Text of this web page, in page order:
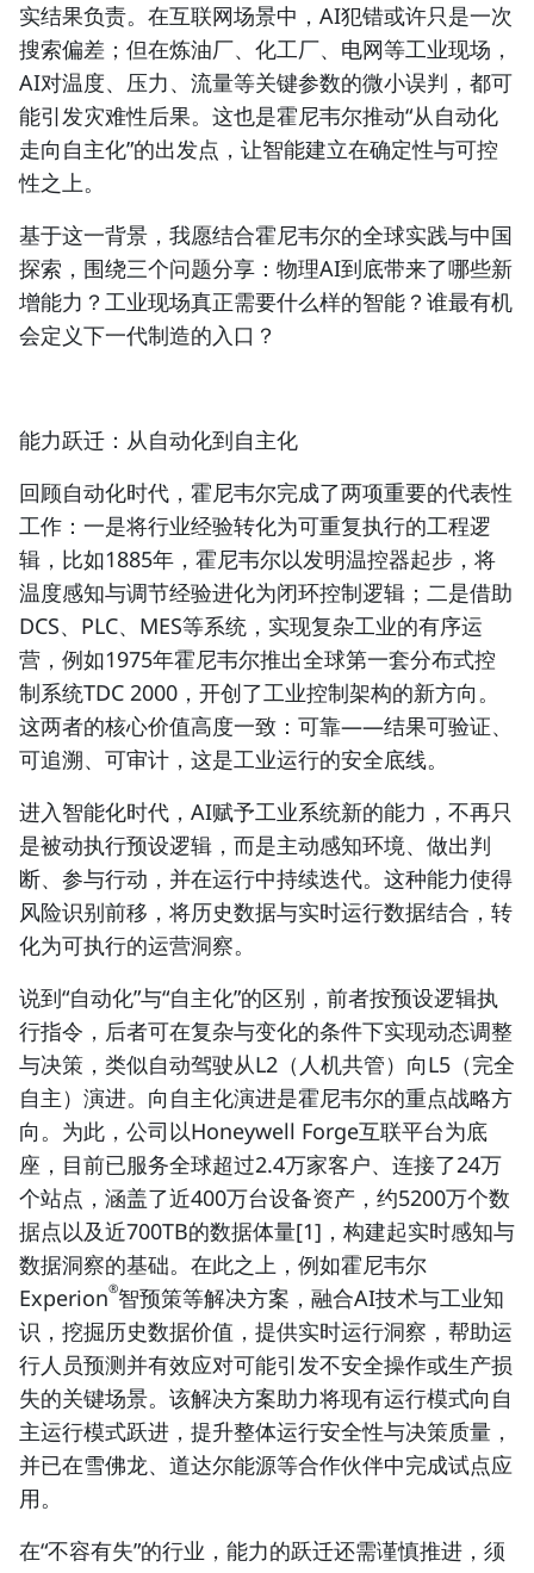
实结果负责。在互联网场景中，AI犯错或许只是一次
搜索偏差；但在炼油厂、化工厂、电网等工业现场，
AI对温度、压力、流量等关键参数的微小误判，都可
能引发灾难性后果。这也是霍尼韦尔推动“从自动化
走向自主化”的出发点，让智能建立在确定性与可控
性之上。
基于这一背景，我愿结合霍尼韦尔的全球实践与中国
探索，围绕三个问题分享：物理AI到底带来了哪些新
增能力？工业现场真正需要什么样的智能？谁最有机
会定义下一代制造的入口？
能力跃迁：从自动化到自主化
回顾自动化时代，霍尼韦尔完成了两项重要的代表性
工作：一是将行业经验转化为可重复执行的工程逻
辑，比如1885年，霍尼韦尔以发明温控器起步，将
温度感知与调节经验进化为闭环控制逻辑；二是借助
DCS、PLC、MES等系统，实现复杂工业的有序运
营，例如1975年霍尼韦尔推出全球第一套分布式控
制系统TDC 2000，开创了工业控制架构的新方向。
这两者的核心价值高度一致：可靠——结果可验证、
可追溯、可审计，这是工业运行的安全底线。
进入智能化时代，AI赋予工业系统新的能力，不再只
是被动执行预设逻辑，而是主动感知环境、做出判
断、参与行动，并在运行中持续迭代。这种能力使得
风险识别前移，将历史数据与实时运行数据结合，转
化为可执行的运营洞察。
说到“自动化”与“自主化”的区别，前者按预设逻辑执
行指令，后者可在复杂与变化的条件下实现动态调整
与决策，类似自动驾驶从L2（人机共管）向L5（完全
自主）演进。向自主化演进是霍尼韦尔的重点战略方
向。为此，公司以Honeywell Forge互联平台为底
座，目前已服务全球超过2.4万家客户、连接了24万
个站点，涵盖了近400万台设备资产，约5200万个数
据点以及近700TB的数据体量[1]，构建起实时感知与
数据洞察的基础。在此之上，例如霍尼韦尔
Experion®智预策等解决方案，融合AI技术与工业知
识，挖掘历史数据价值，提供实时运行洞察，帮助运
行人员预测并有效应对可能引发不安全操作或生产损
失的关键场景。该解决方案助力将现有运行模式向自
主运行模式跃进，提升整体运行安全性与决策质量，
并已在雪佛龙、道达尔能源等合作伙伴中完成试点应
用。
在“不容有失”的行业，能力的跃迁还需谨慎推进，须